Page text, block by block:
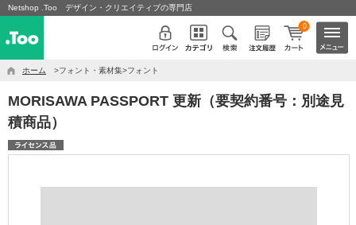
Netshop .Too デザイン・クリエイティブの専門店
0
ホーム >フォント・素材集>フォント
MORISAWA PASSPORT 更新（要契約番号：別途見
積商品）